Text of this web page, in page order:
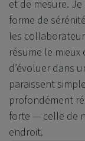
et de mesure. Je
forme de
les
résume le
d’évoluer dans
paraissent
profondément
forte — celle de
endroit.